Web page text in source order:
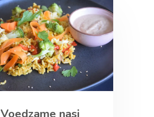
Voedzame nasi